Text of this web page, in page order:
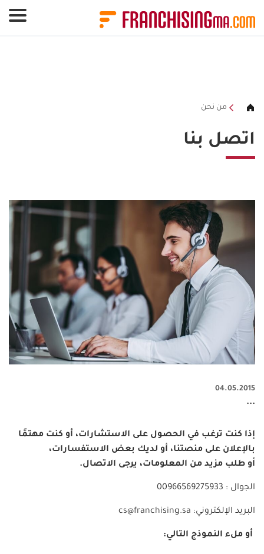
من نحن
اتصل بنا
04.05.2015
...
إذا كنت ترغب في الحصول على الاستشارات، أو كنت مهتمًا
بالإعلان على منصتنا، أو لديك بعض الاستفسارات،
أو طلب مزيد من المعلومات، يرجى الاتصال.
الجوال ‎‪00966569275933 :
البريد الإلكتروني: cs@franchising.sa
أو ملء النموذج التالي:
لوحة إدارة ملفات تعريف الارتباط